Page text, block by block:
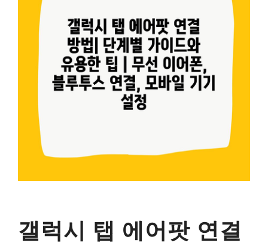
갤럭시 탭 에어팟 연결